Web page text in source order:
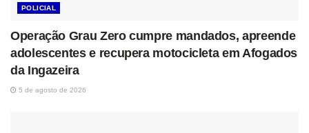
POLICIAL
Operação Grau Zero cumpre mandados, apreende
adolescentes e recupera motocicleta em Afogados
da Ingazeira
5 de agosto de 2026